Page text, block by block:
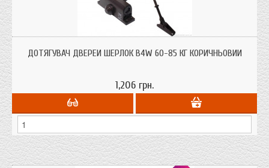
коричньового кольору з сертифікатом якості.
ДОТЯГУВАЧ ДВЕРЕЙ ШЕРЛОК B4W 60-85 КГ КОРИЧНЬОВИЙ
1,206 грн.